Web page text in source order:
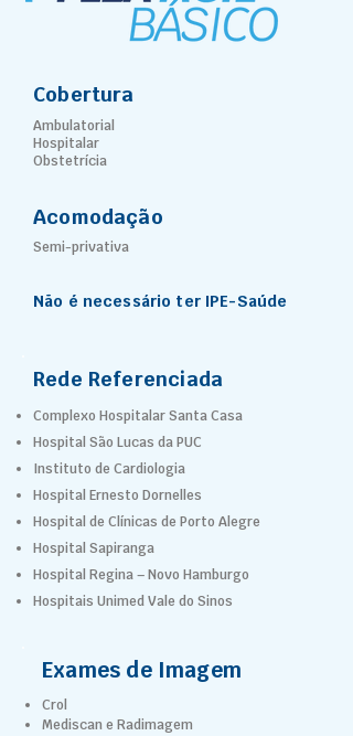
Cobertura
Ambulatorial
Hospitalar
Obstetrícia
Acomodação
Semi-privativa
Não é necessário ter IPE-Saúde
Rede Referenciada
Complexo Hospitalar Santa Casa
Hospital São Lucas da PUC
Instituto de Cardiologia
Hospital Ernesto Dornelles
Hospital de Clínicas de Porto Alegre
Hospital Sapiranga
Hospital Regina – Novo Hamburgo
Hospitais Unimed Vale do Sinos
Exames de Imagem
Crol
Mediscan e Radimagem